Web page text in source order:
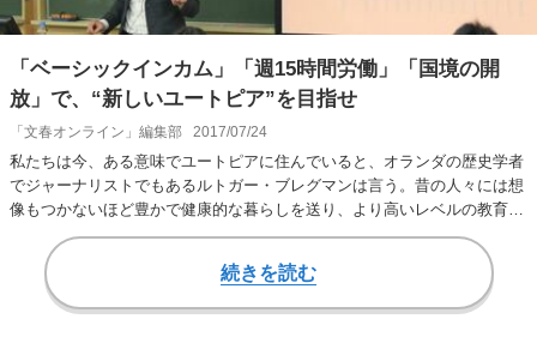
「ベーシックインカム」「週15時間労働」「国境の開
放」で、“新しいユートピア”を目指せ
「文春オンライン」編集部 2017/07/24
私たちは今、ある意味でユートピアに住んでいると、オランダの歴史学者
でジャーナリストでもあるルトガー・ブレグマンは言う。昔の人々には想
像もつかないほど豊かで健康的な暮らしを送り、より高いレベルの教育を
受けている。だが…
続きを読む